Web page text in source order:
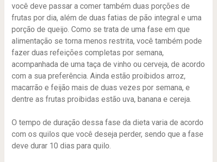
você deve passar a comer também duas porções de
frutas por dia, além de duas fatias de pão integral e uma
porção de queijo. Como se trata de uma fase em que
alimentação se torna menos restrita, você também pode
fazer duas refeições completas por semana,
acompanhada de uma taça de vinho ou cerveja, de acordo
com a sua preferência. Ainda estão proibidos arroz,
macarrão e feijão mais de duas vezes por semana, e
dentre as frutas proibidas estão uva, banana e cereja.
O tempo de duração dessa fase da dieta varia de acordo
com os quilos que você deseja perder, sendo que a fase
deve durar 10 dias para quilo.